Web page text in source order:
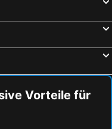
Vorteile für